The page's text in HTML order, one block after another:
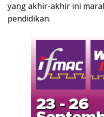
yang akhir-akhir ini
pendidikan.